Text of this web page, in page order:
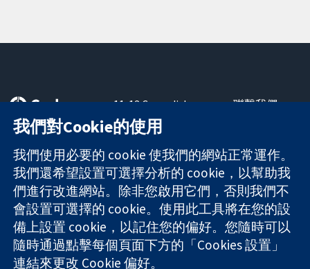
可信任實證
知情決定
更完善的健康照
護
11-13 Cavendish
Square
London
W1G 0AN
United Kingdom
聯繫我們
關於我們
工作機會
Cochrane
Library
The Cochrane Collaboration is a charity (no. 1045921) and a
company limited by guarantee (no. 03044323) registered in
我們對Cookie的使用
我們使用必要的 cookie 使我們的網站正常運作。
我們還希望設置可選擇分析的 cookie，以幫助我
們進行改進網站。除非您啟用它們，否則我們不
會設置可選擇的 cookie。使用此工具將在您的設
備上設置 cookie，以記住您的偏好。您隨時可以
隨時通過點擊每個頁面下方的「Cookies 設置」
連結來更改 Cookie 偏好。